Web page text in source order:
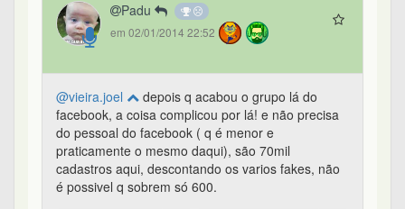
Padu
em 02/01/2014 22:52
@vieira.joel
depois q acabou o grupo lá do
facebook, a coisa complicou por lá! e não precisa
do pessoal do facebook ( q é menor e
praticamente o mesmo daqui), são 70mil
cadastros aqui, descontando os varios fakes, não
é possivel q sobrem só 600.